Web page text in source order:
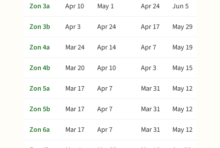
Zon 3a
Apr 10 May 1 Apr 24
Jun 5
Zon 3b
Apr 3 Apr 24 Apr 17
May 29
Zon 4a
Mar 24 Apr 14 Apr 7
May 19
Zon 4b
Mar 20 Apr 10 Apr 3
May 15
Zon 5a
Mar 17 Apr 7 Mar 31
May 12
Zon 5b
Mar 17 Apr 7 Mar 31
May 12
Zon 6a
Mar 17 Apr 7 Mar 31
May 12